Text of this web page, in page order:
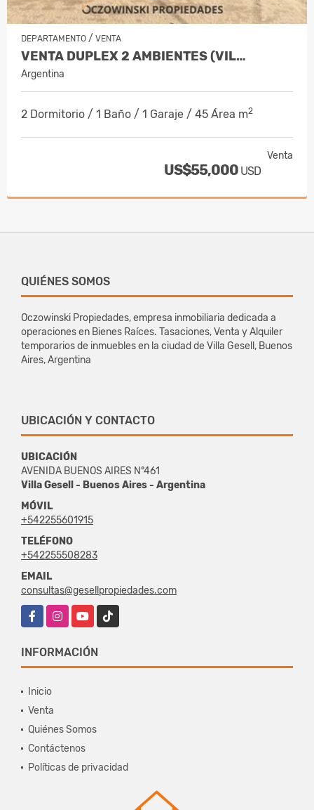
DEPARTAMENTO / VENTA
VENTA DUPLEX 2 AMBIENTES (VIL…
Argentina
2 Dormitorio / 1 Baño / 1 Garaje / 45 Área m2
Venta
US$55,000 USD
QUIÉNES SOMOS
Oczowinski Propiedades, empresa inmobiliaria dedicada a
operaciones en Bienes Raíces. Tasaciones, Venta y Alquiler
temporarios de inmuebles en la ciudad de Villa Gesell, Buenos
Aires, Argentina
UBICACIÓN Y CONTACTO
UBICACIÓN
AVENIDA BUENOS AIRES N°461
Villa Gesell - Buenos Aires - Argentina
MÓVIL
+542255601915
TELÉFONO
+542255508283
EMAIL
consultas@gesellpropiedades.com
FacebookInstagramYouTubeTikTok
INFORMACIÓN
Inicio
Venta
Quiénes Somos
Contáctenos
Políticas de privacidad